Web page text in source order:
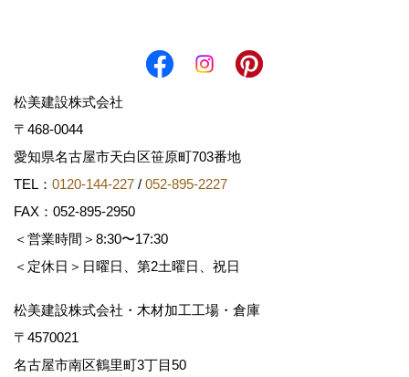
松美建設株式会社
〒468-0044
愛知県名古屋市天白区笹原町703番地
TEL： 0120-144-227 / 052-895-2227
FAX：052-895-2950
＜営業時間＞8:30〜17:30
＜定休日＞日曜日、第2土曜日、祝日
松美建設株式会社・木材加工工場・倉庫
〒4570021
名古屋市南区鶴里町3丁目50